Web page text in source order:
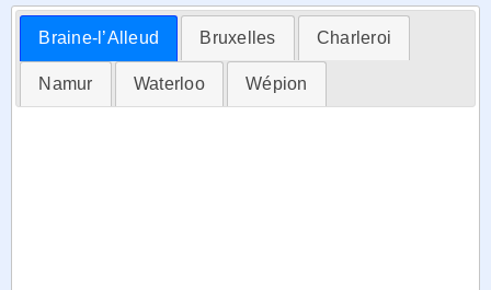
Braine-l’Alleud Bruxelles Charleroi
Namur Waterloo Wépion